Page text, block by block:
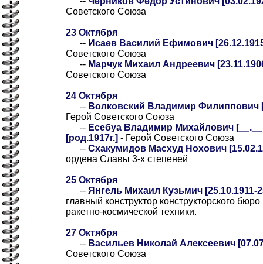
Советского Союза
23 Октября
-- Исаев Василий Ефимович
Советского Союза
-- Марчук Михаил Андреевич
Советского Союза
24 Октября
-- Волковский Владимир Филиппович
Герой Советского Союза
-- Есебуа Владимир Михайлович
[род.1917г.] - Герой Советского Союза
-- Схакумидов Масхуд Нохович
ордена Славы 3-х степеней
25 Октября
-- Янгель Михаил Кузьмич [25.10.1911-
главный конструктор конструкторского
ракетно-космической техники.
27 Октября
-- Васильев Николай Алексеевич
Советского Союза